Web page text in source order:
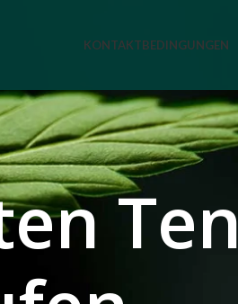
KONTAKTBEDINGUNGEN
Ten